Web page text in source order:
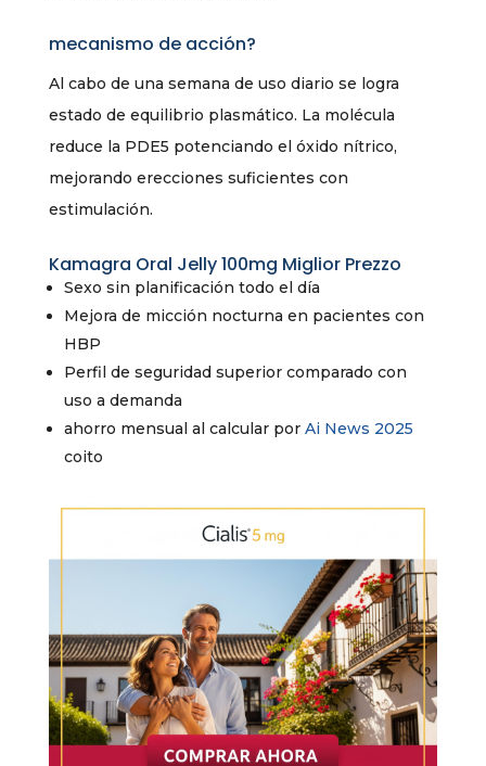
mecanismo de acción?
Al cabo de una semana de uso diario se logra
estado de equilibrio plasmático. La molécula
reduce la PDE5 potenciando el óxido nítrico,
mejorando erecciones suficientes con
estimulación.
Kamagra Oral Jelly 100mg Miglior Prezzo
Sexo sin planificación todo el día
Mejora de micción nocturna en pacientes con
HBP
Perfil de seguridad superior comparado con
uso a demanda
ahorro mensual al calcular por Ai News 2025
coito